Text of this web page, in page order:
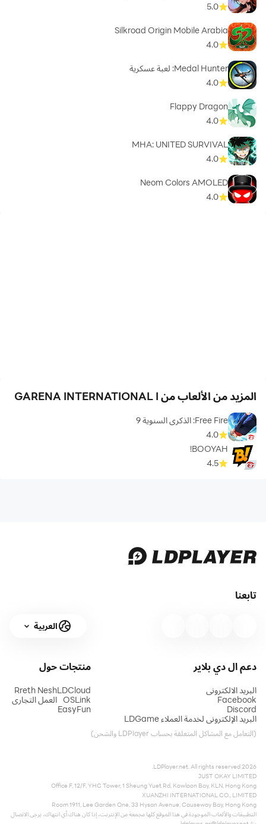
5.0
Silkroad Origin Mobile Arabia
4.0
Medal Hunter: لعبة عسكرية
4.0
Flappy Dragon
4.0
MHA: UNITED SURVIVAL
4.0
Neom Colors AMOLED
4.0
المزيد من الألعاب من GARENA INTERNATIONAL I
Free Fire: الذكرى السنوية 9
4.0
BOOYAH!
4.5
تابعنا
العربية
دعم ال دي بلاير
البريد الالكتروني
Facebook
Discord
البريد الإلكتروني لخدمة العملاء LDGame
(التعامل مع المشاكل المتعلقة بحساب LDPlayer والشحن)
منتجات
LDCloud
OSLink
EasyFun
حول
Rreth Nesh
العمل التجاري
2026 LDPlayer.net. All rights reserved.
JUST OKAY LIMITED
Office F, 12/F, YHC Tower, 1 Sheung Yuet Rd, Kowloon Bay, KLN, Hong Kong
XUANZHI INTERNATIONAL CO., LIMITED
Room 1911, Lee Garden One, 33 Hysan Avenue, Causeway Bay, Hong Kong
التطبيقات والألعاب الموجودة في هذا الموقع كلها مجمعة من الإنترنت، إذا كان هناك أي انتهاك، يرجى الاتصال